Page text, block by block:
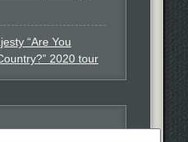
“Are You
2020 tour